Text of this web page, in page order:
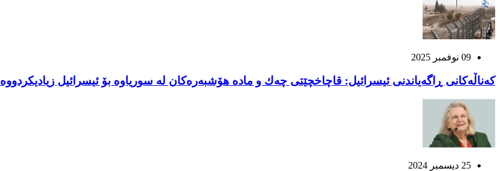
09 نوفمبر 2025
كه‌ناڵه‌كانی ڕاگه‌یاندنی ئیسرائیل: قاچاخچێتی چه‌ك و ماده‌ هۆشبه‌ره‌كان له‌ سوریاوه‌ بۆ ئیسرائیل زیادیكردووه‌
25 ديسمبر 2024